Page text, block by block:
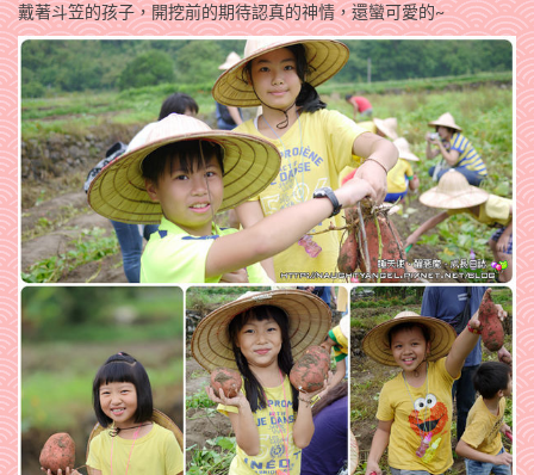
戴著斗笠的孩子，開挖前的期待認真的神情，還蠻可愛的~